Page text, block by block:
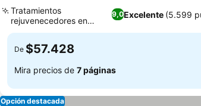
9,0Excelente (5.599
Tratamientos
rejuvenecedores en
Mandara Spa
De $57.428
Mira precios de 7 páginas
Opción destacada